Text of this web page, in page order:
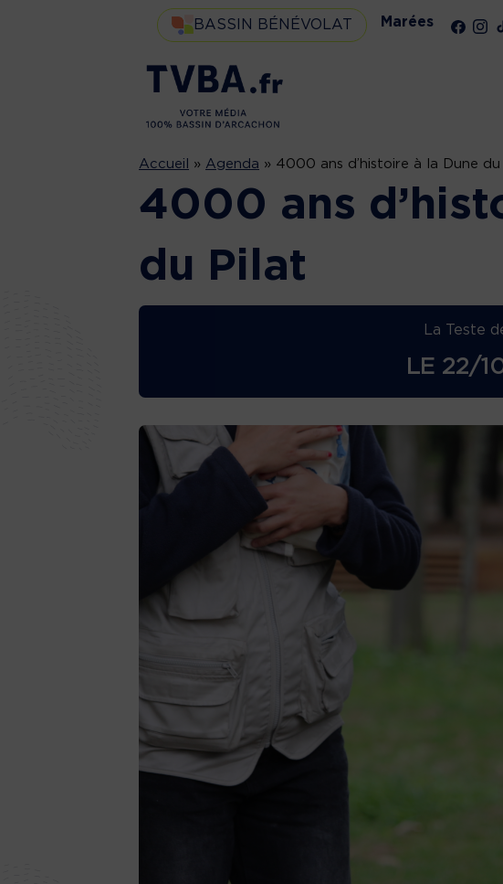
BASSIN BÉNÉVOLAT Marées
Accueil » Agenda » 4000 ans d’histoire à la Dune
4000 ans
du Pilat
La Teste
LE 22/